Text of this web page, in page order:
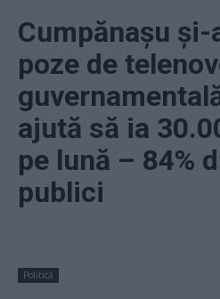
Cumpănașu
poze de
ajută să ia
pe lună – 84%
publici
Politică